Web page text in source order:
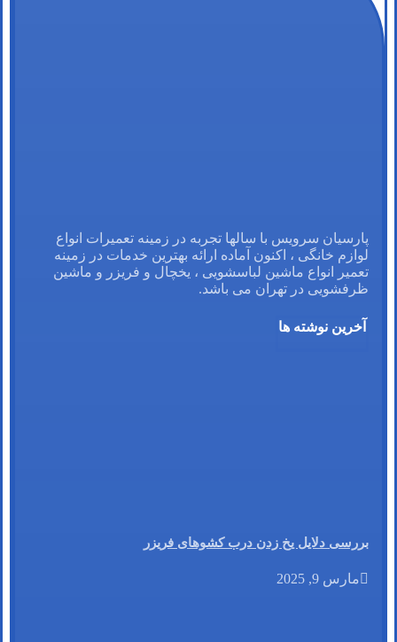
پارسیان سرویس با سالها تجربه در زمینه تعمیرات انواع
لوازم خانگی ، اکنون آماده ارائه بهترین خدمات در زمینه
تعمیر انواع ماشین لباسشویی ، یخچال و فریزر و ماشین
ظرفشویی در تهران می باشد.
آخرین نوشته ها
بررسی دلایل یخ زدن درب کشوهای فریزر
مارس 9, 2025